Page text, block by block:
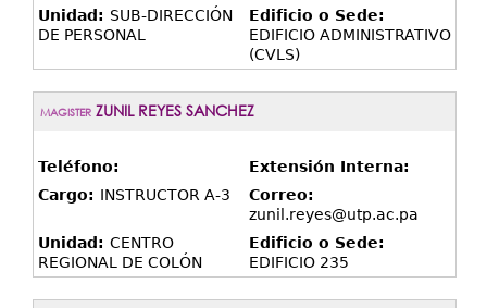
Unidad: SUB-DIRECCIÓN
DE PERSONAL
Edificio o Sede:
EDIFICIO ADMINISTRATIVO
(CVLS)
MAGISTER ZUNIL REYES SANCHEZ
Teléfono:
Extensión Interna:
Cargo: INSTRUCTOR A-3
Correo:
zunil.reyes@utp.ac.pa
Unidad: CENTRO
REGIONAL DE COLÓN
Edificio o Sede:
EDIFICIO 235